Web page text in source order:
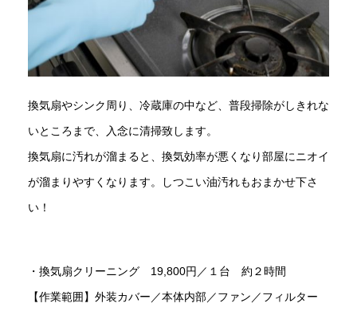
換気扇やシンク周り、冷蔵庫の中など、普段掃除がしきれな
いところまで、入念に清掃致します。
換気扇に汚れが溜まると、換気効率が悪くなり部屋にニオイ
が溜まりやすくなります。しつこい油汚れもおまかせ下さ
い！
・換気扇クリーニング 19,800円／１台 約２時間
【作業範囲】外装カバー／本体内部／ファン／フィルター